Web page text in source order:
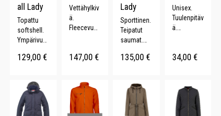
all Lady
Topattu
softshell.
Ympärivuot
Vedenpitäv
huppu.
Kännykkäta
sku.
129,00 €
Vettähylkiv
ä.
Fleecevuor
Hengittävä.
147,00 €
Lady
Sporttinen.
Teipatut
saumat.
taskua.
Säädettävä
vyötärö.
135,00 €
Unisex.
Tuulenpitäv
ä.
Piilotettava
värivalikoi
ma.
34,00 €